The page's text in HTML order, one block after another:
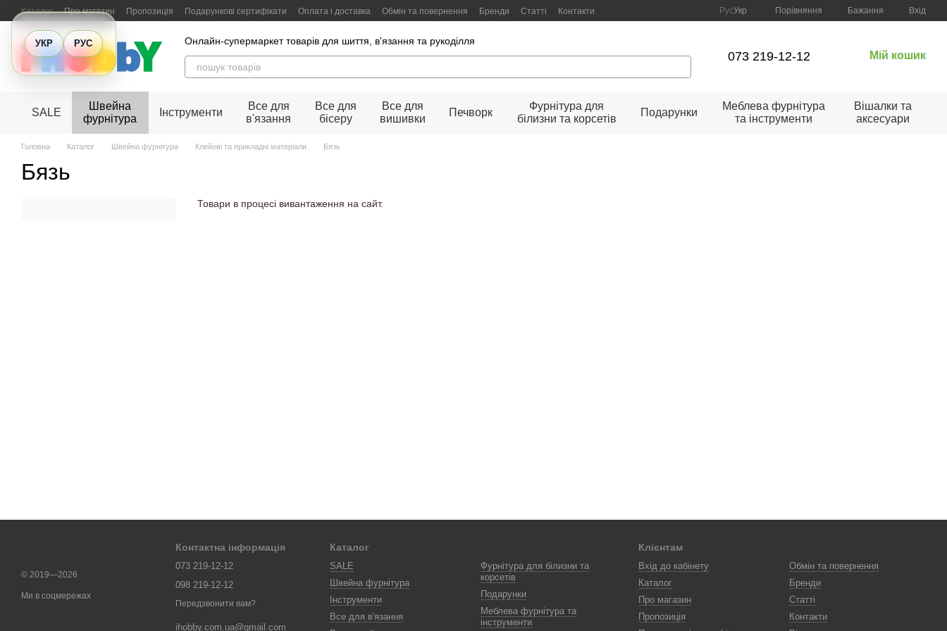
УКР РУС
Перейти до основного контенту
Каталог Про магазин Пропозиція Подарункові сертифікати Оплата і доставка Обмін та повернення Бренди Статті
Контакти
РусУкр Порівняння Бажання Вхід
Онлайн-супермаркет товарів для шиття, в'язання та рукоділля
073 219-12-12 Мій кошик
SALE
Швейна
фурнітура
Інструменти
Все для
в'язання
Все для
бісеру
Все для
вишивки
Печворк
Фурнітура для
білизни та корсетів
Подарунки
Меблева фурнітура
та інструменти
Вішалки та
аксесуари
Головна Каталог Швейна фурнітура Клейові та прикладні матеріали Бязь
Бязь
Товари в процесі вивантаження на сайт.
© 2019—2026
Ми в соцмережах
Контактна інформація
073 219-12-12
098 219-12-12
Передзвонити вам?
ihobby.com.ua@gmail.com
Каталог
SALE
Швейна фурнітура
Інструменти
Все для в'язання
Фурнітура для білизни та
корсетів
Подарунки
Меблева фурнітура та
інструменти
Клієнтам
Вхід до кабінету
Каталог
Про магазин
Пропозиція
Обмін та повернення
Бренди
Статті
Контакти